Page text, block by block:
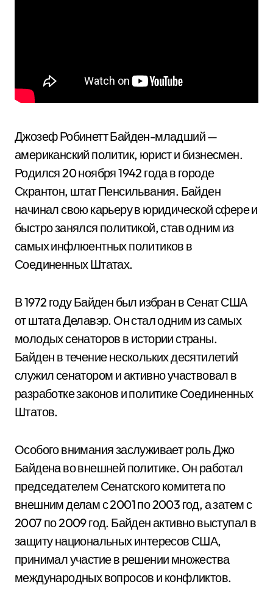
Джозеф Робинетт Байден-младший —
американский политик, юрист и бизнесмен.
Родился 20 ноября 1942 года в городе
Скрантон, штат Пенсильвания. Байден
начинал свою карьеру в юридической сфере и
быстро занялся политикой, став одним из
самых инфлюентных политиков в
Соединенных Штатах.
В 1972 году Байден был избран в Сенат США
от штата Делавэр. Он стал одним из самых
молодых сенаторов в истории страны.
Байден в течение нескольких десятилетий
служил сенатором и активно участвовал в
разработке законов и политике Соединенных
Штатов.
Особого внимания заслуживает роль Джо
Байдена во внешней политике. Он работал
председателем Сенатского комитета по
внешним делам с 2001 по 2003 год, а затем с
2007 по 2009 год. Байден активно выступал в
защиту национальных интересов США,
принимал участие в решении множества
международных вопросов и конфликтов.